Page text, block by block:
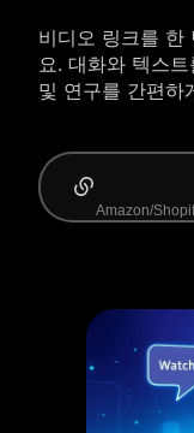
비디오 링크를 한
요. 대화와 텍스
및 연구를 간편하